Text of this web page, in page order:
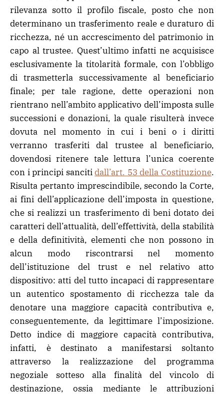
rilevanza sotto il profilo fiscale, posto che non
determinano un trasferimento reale e duraturo di
ricchezza, né un accrescimento del patrimonio in
capo al trustee. Quest’ultimo infatti ne acquisisce
esclusivamente la titolarità formale, con l’obbligo
di trasmetterla successivamente al beneficiario
finale; per tale ragione, dette operazioni non
rientrano nell’ambito applicativo dell’imposta sulle
successioni e donazioni, la quale risulterà invece
dovuta nel momento in cui i beni o i diritti
verranno trasferiti dal trustee al beneficiario,
dovendosi ritenere tale lettura l’unica coerente
con i principi sancitidall’art. 53 della Costituzione.
Risulta pertanto imprescindibile, secondo la Corte,
ai fini dell’applicazione dell’imposta in questione,
che si realizzi un trasferimento di beni dotato dei
caratteri dell’attualità, dell’effettività, della stabilità
e della definitività, elementi che non possono in
alcun modo riscontrarsi nel momento
dell’istituzione del trust e nel relativo atto
dispositivo: atti del tutto incapaci di rappresentare
un autentico spostamento di ricchezza tale da
denotare una maggiore capacità contributiva e,
conseguentemente, da legittimare l’imposizione.
Detto indice di maggiore capacità contributiva,
infatti, è destinato a manifestarsi soltanto
attraverso la realizzazione del programma
negoziale sotteso alla finalità del vincolo di
destinazione, ossia mediante le attribuzioni